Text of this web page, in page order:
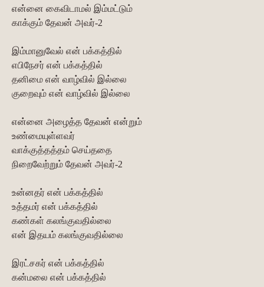
என்னை கைவிடாமல் இம்மட்டும்
காக்கும் தேவன் அவர்-2
இம்மானுவேல் என் பக்கத்தில்
எபிநேசர் என் பக்கத்தில்
தனிமை என் வாழ்வில் இல்லை
குறைவும் என் வாழ்வில் இல்லை
என்னை அழைத்த தேவன் என்றும்
உண்மையுள்ளவர்
வாக்குத்தத்தம் செய்ததை
நிறைவேற்றும் தேவன் அவர்-2
உன்னதர் என் பக்கத்தில்
உத்தமர் என் பக்கத்தில்
கண்கள் கலங்குவதில்லை
என் இதயம் கலங்குவதில்லை
இரட்சகர் என் பக்கத்தில்
கன்மலை என் பக்கத்தில்